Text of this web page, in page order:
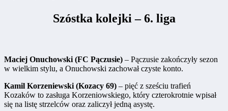
Szóstka kolejki – 6. liga
Maciej Onuchowski (FC Pączusie) – Pączusie zakończyły sezon
w wielkim stylu, a Onuchowski zachował czyste konto.
Kamil Korzeniewski (Kozacy 69) – pięć z sześciu trafień
Kozaków to zasługa Korzeniowskiego, który czterokrotnie wpisał
się na listę strzelców oraz zaliczył jedną asystę.